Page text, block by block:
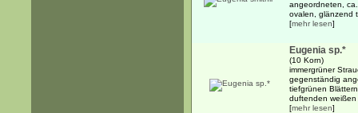
angeordneten,
ovalen, glänzend
[mehr lesen]
Eugenia sp.*
(10 Korn)
immergrüner
gegenständig
tiefgrünen
duftenden
[mehr lesen]